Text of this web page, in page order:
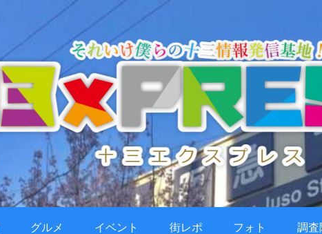
グルメ イベント 街レポ フォト 調査